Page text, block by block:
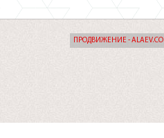
ПРОДВИЖЕНИЕ - ALAEV.CO